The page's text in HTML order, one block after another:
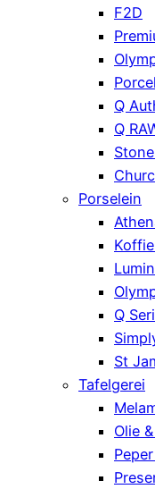
F2D
Q
Q
Porselein
Q
St
Tafelgerei
Olie